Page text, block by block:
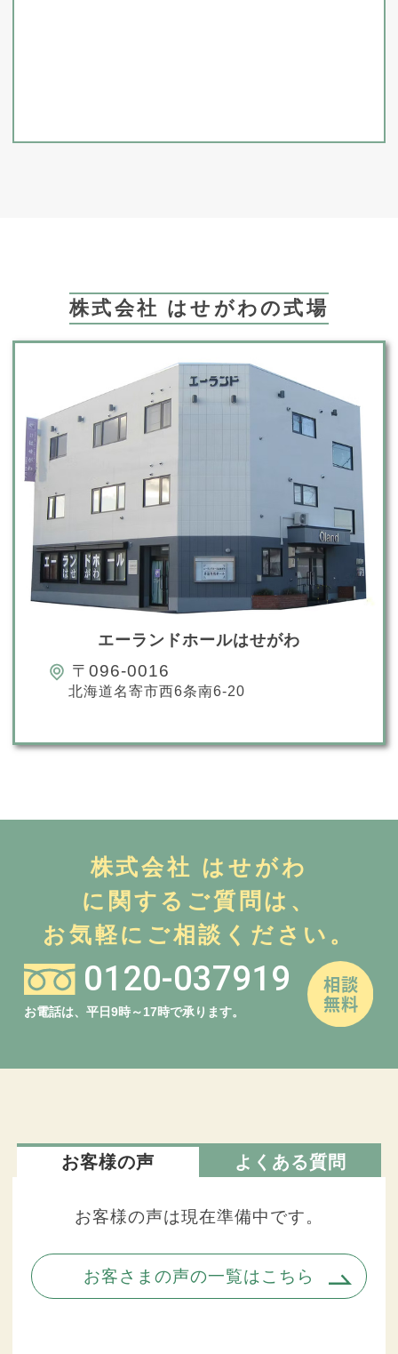
株式会社 はせがわの式場
エーランドホールはせがわ
〒096-0016
北海道名寄市西6条南6-20
株式会社 はせがわ
に関するご質問は、
お気軽にご相談ください。
0120-037919
お電話は、平日9時～17時で承ります。
お客様の声 よくある質問
お客様の声は現在準備中です。
お客さまの声の一覧はこちら